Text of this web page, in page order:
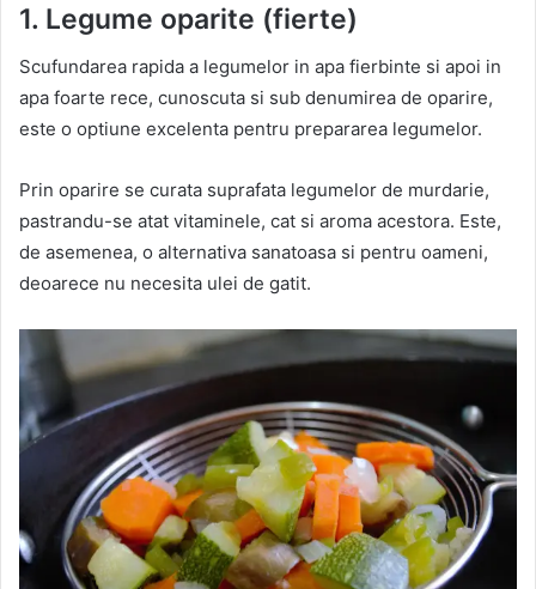
1. Legume oparite (fierte)
Scufundarea rapida a legumelor in apa fierbinte si apoi in
apa foarte rece, cunoscuta si sub denumirea de oparire,
este o optiune excelenta pentru prepararea legumelor.
Prin oparire se curata suprafata legumelor de murdarie,
pastrandu-se atat vitaminele, cat si aroma acestora. Este,
de asemenea, o alternativa sanatoasa si pentru oameni,
deoarece nu necesita ulei de gatit.